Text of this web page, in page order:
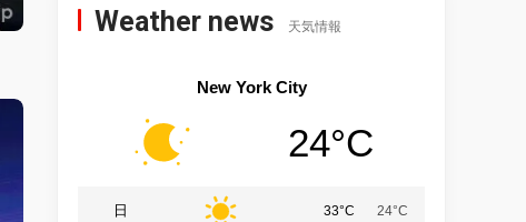
Weather news 天気情報
New York City
24°C
日 33°C 24°C